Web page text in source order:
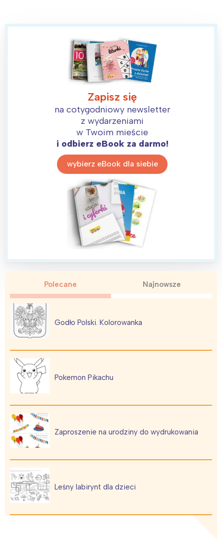
Zapisz się
na cotygodniowy newsletter
z wydarzeniami
w Twoim mieście
i odbierz eBook za darmo!
wybierz eBook dla siebie
Polecane Najnowsze
Godło Polski. Kolorowanka
Pokemon Pikachu
Zaproszenie na urodziny do wydrukowania
Leśny labirynt dla dzieci
Interesują mnie wydarzenia z
tego regionu: